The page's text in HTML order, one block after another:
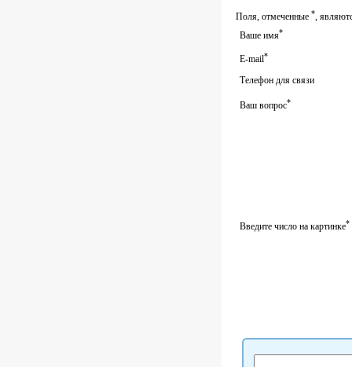
Поля, отмеченные *,
Ваше имя*
E-mail*
Телефон для связи
Ваш вопрос*
Введите число на картинке*